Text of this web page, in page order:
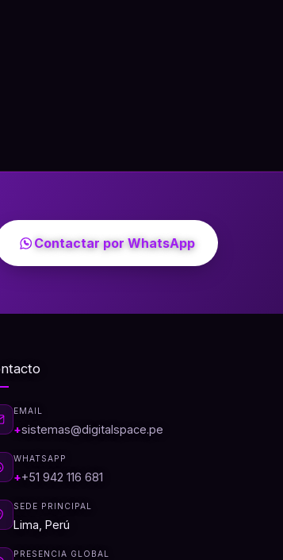
Contactar por WhatsApp
EMAIL
sistemas@digitalspace.pe
WHATSAPP
+51 942 116 681
SEDE PRINCIPAL
Lima, Perú
PRESENCIA GLOBAL